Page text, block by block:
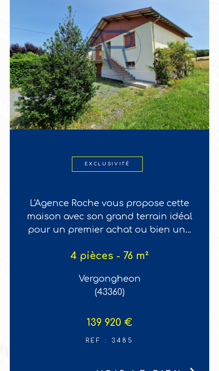
EXCLUSIVITÉ
SOUS OFFRE SOUS OFFRE SOUS
OFFRE Au coeur de Vergongheon
l'Agence Roche vous propose une
Vergongheon
14 800 €